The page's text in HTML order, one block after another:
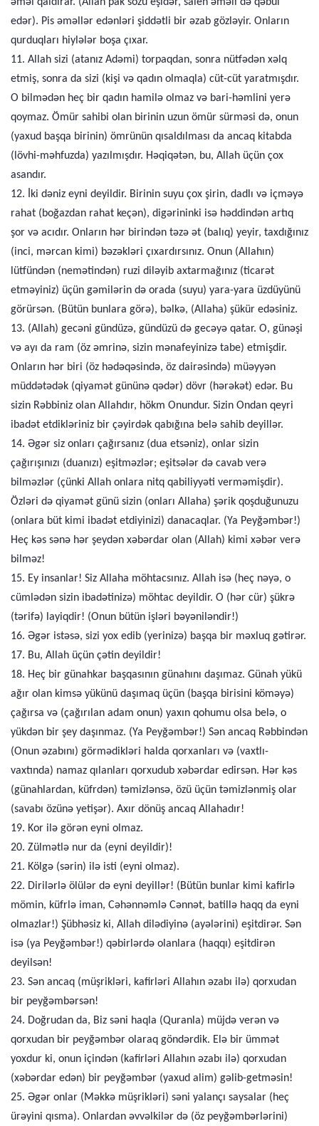
edər). Pis əməllər edənləri şiddətli bir əzab gözləyir. Onların
qurduqları hiylələr boşa çıxar.
11. Allah sizi (atanız Adəmi) torpaqdan, sonra nütfədən xəlq
etmiş, sonra da sizi (kişi və qadın olmaqla) cüt-cüt yaratmışdır.
O bilmədən heç bir qadın hamilə olmaz və bari-həmlini yerə
qoymaz. Ömür sahibi olan birinin uzun ömür sürməsi də, onun
(yaxud başqa birinin) ömrünün qısaldılması da ancaq kitabda
(lövhi-məhfuzda) yazılmışdır. Həqiqətən, bu, Allah üçün çox
asandır.
12. İki dəniz eyni deyildir. Birinin suyu çox şirin, dadlı və içməyə
rahat (boğazdan rahat keçən), digərininki isə həddindən artıq
şor və acıdır. Onların hər birindən təzə ət (balıq) yeyir, taxdığınız
(inci, mərcan kimi) bəzəkləri çıxardırsınız. Onun (Allahın)
lütfündən (nemətindən) ruzi diləyib axtarmağınız (ticarət
etməyiniz) üçün gəmilərin də orada (suyu) yara-yara üzdüyünü
görürsən. (Bütün bunlara görə), bəlkə, (Allaha) şükür edəsiniz.
13. (Allah) gecəni gündüzə, gündüzü də gecəyə qatar. O, günəşi
və ayı da ram (öz əmrinə, sizin mənafeyinizə tabe) etmişdir.
Onların hər biri (öz hədəqəsində, öz dairəsində) müəyyən
müddətədək (qiyamət gününə qədər) dövr (hərəkət) edər. Bu
sizin Rəbbiniz olan Allahdır, hökm Onundur. Sizin Ondan qeyri
ibadət etdikləriniz bir çəyirdək qabığına belə sahib deyillər.
14. Əgər siz onları çağırsanız (dua etsəniz), onlar sizin
çağırışınızı (duanızı) eşitməzlər; eşitsələr də cavab verə
bilməzlər (çünki Allah onlara nitq qabiliyyəti verməmişdir).
Özləri də qiyamət günü sizin (onları Allaha) şərik qoşduğunuzu
(onlara büt kimi ibadət etdiyinizi) danacaqlar. (Ya Peyğəmbər!)
Heç kəs sənə hər şeydən xəbərdar olan (Allah) kimi xəbər verə
bilməz!
15. Ey insanlar! Siz Allaha möhtacsınız. Allah isə (heç nəyə, o
cümlədən sizin ibadətinizə) möhtac deyildir. O (hər cür) şükrə
(tərifə) layiqdir! (Onun bütün işləri bəyəniləndir!)
16. Əgər istəsə, sizi yox edib (yerinizə) başqa bir məxluq gətirər.
17. Bu, Allah üçün çətin deyildir!
18. Heç bir günahkar başqasının günahını daşımaz. Günah yükü
ağır olan kimsə yükünü daşımaq üçün (başqa birisini köməyə)
çağırsa və (çağırılan adam onun) yaxın qohumu olsa belə, o
yükdən bir şey daşınmaz. (Ya Peyğəmbər!) Sən ancaq Rəbbindən
(Onun əzabını) görmədikləri halda qorxanları və (vaxtlı-
vaxtında) namaz qılanları qorxudub xəbərdar edirsən. Hər kəs
(günahlardan, küfrdən) təmizlənsə, özü üçün təmizlənmiş olar
(savabı özünə yetişər). Axır dönüş ancaq Allahadır!
19. Kor ilə görən eyni olmaz.
20. Zülmətlə nur da (eyni deyildir)!
21. Kölgə (sərin) ilə isti (eyni olmaz).
22. Dirilərlə ölülər də eyni deyillər! (Bütün bunlar kimi kafirlə
mömin, küfrlə iman, Cəhənnəmlə Cənnət, batillə haqq da eyni
olmazlar!) Şübhəsiz ki, Allah dilədiyinə (ayələrini) eşitdirər. Sən
isə (ya Peyğəmbər!) qəbirlərdə olanlara (haqqı) eşitdirən
deyilsən!
23. Sən ancaq (müşrikləri, kafirləri Allahın əzabı ilə) qorxudan
bir peyğəmbərsən!
24. Doğrudan da, Biz səni haqla (Quranla) müjdə verən və
qorxudan bir peyğəmbər olaraq göndərdik. Elə bir ümmət
yoxdur ki, onun içindən (kafirləri Allahın əzabı ilə) qorxudan
(xəbərdar edən) bir peyğəmbər (yaxud alim) gəlib-getməsin!
25. Əgər onlar (Məkkə müşrikləri) səni yalançı saysalar (heç
ürəyini qısma). Onlardan əvvəlkilər də (öz peyğəmbərlərini)